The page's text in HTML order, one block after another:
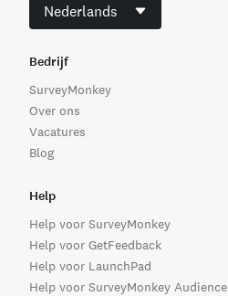
Nederlands
Bedrijf
SurveyMonkey
Over ons
Vacatures
Blog
Help
Help voor SurveyMonkey
Help voor GetFeedback
Help voor LaunchPad
Help voor SurveyMonkey Audience